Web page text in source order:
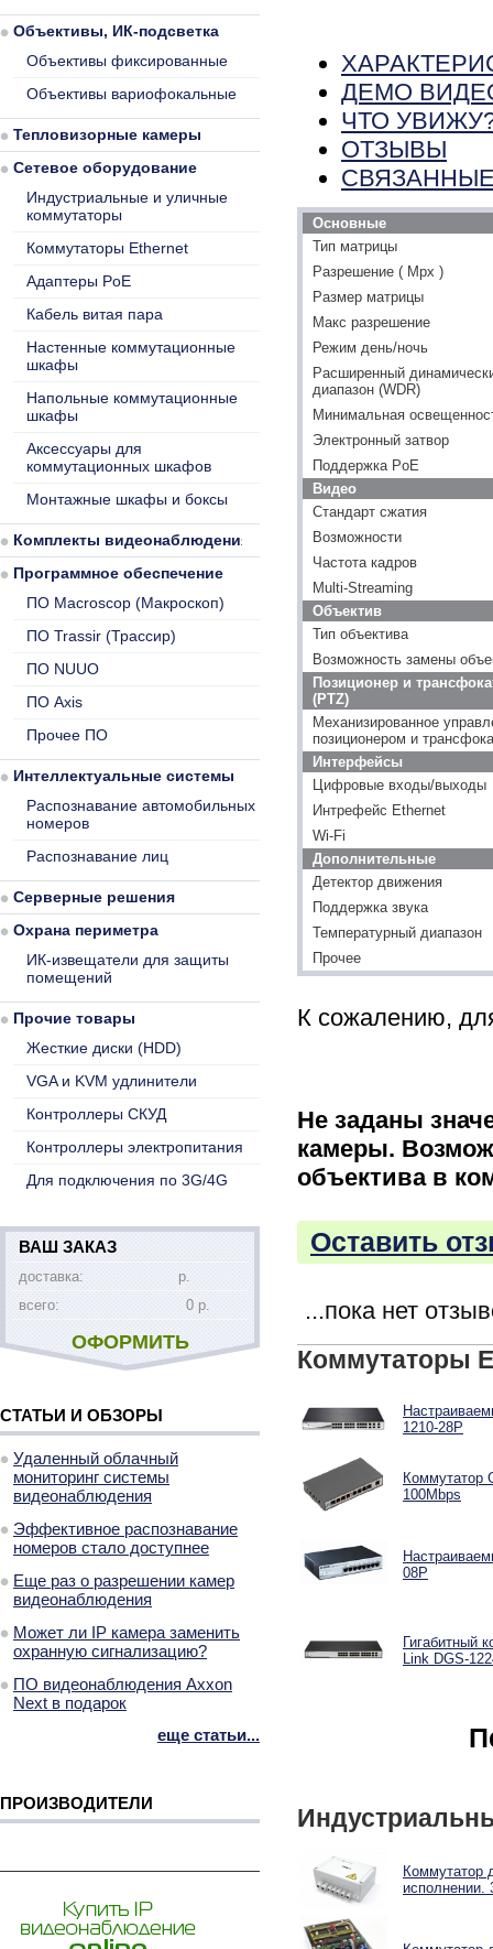
ДЕМО
ЧТО
ОТЗЫВЫ
Основные
Тип матрицы
Разрешение ( Mpx )
Размер матрицы
Макс разрешение
Режим день/ночь
Расширенный
диапазон (WDR)
Минимальная
Электронный затвор
Поддержка PoE
Видео
Стандарт сжатия
Возможности
Частота кадров
Multi-Streaming
Объектив
Тип объектива
Возможность замены
Позиционер и
(PTZ)
Механизированное
позиционером и
Интерфейсы
Цифровые входы/выходы
Интрефейс Ethernet
Wi-Fi
Дополнительные
Детектор движения
Поддержка звука
Температурный диапазон
Прочее
К сожалению,
Не заданы
камеры.
объектива в
Оставить
...пока нет
Коммутаторы
1210-28P
Коммутатор
100Mbps
08P
Гигабитный
Link DGS-
Коммутатор
исполнении.
Объективы, ИК-подсветка
Объективы фиксированные
Объективы вариофокальные
Тепловизорные камеры
Сетевое оборудование
Индустриальные и уличные
коммутаторы
Коммутаторы Ethernet
Адаптеры PoE
Кабель витая пара
Настенные коммутационные
шкафы
Напольные коммутационные
шкафы
Аксессуары для
коммутационных шкафов
Монтажные шкафы и боксы
Комплекты видеонаблюдения
Программное обеспечение
ПО Macroscop (Макроскоп)
ПО Trassir (Трассир)
ПО NUUO
ПО Axis
Прочее ПО
Интеллектуальные системы
Распознавание автомобильных
номеров
Распознавание лиц
Серверные решения
Охрана периметра
ИК-извещатели для защиты
помещений
Прочие товары
Жесткие диски (HDD)
VGA и KVM удлинители
Контроллеры СКУД
Контроллеры электропитания
Для подключения по 3G/4G
ВАШ ЗАКАЗ
доставка:
р.
всего:
0 р.
ОФОРМИТЬ
СТАТЬИ И ОБЗОРЫ
Удаленный облачный
мониторинг системы
видеонаблюдения
Эффективное распознавание
номеров стало доступнее
Еще раз о разрешении камер
видеонаблюдения
Может ли IP камера заменить
охранную сигнализацию?
ПО видеонаблюдения Axxon
Next в подарок
еще статьи...
ПРОИЗВОДИТЕЛИ